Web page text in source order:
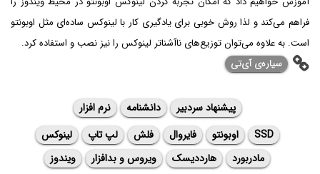
فراهم می‌کند و لذا روش خوبی برای یادگیری کار با لینوکس ساده‌ای مثل اوبونتو
است. به علاوه می‌توان توزیع‌های ناآشنا‌تر لینوکس را نیز نصب و استفاده کرد.
سیاره‌ی ‌آی‌تی
پیشنهاد سردبیر دانشنامه
نرم افزار
SSD
اوبونتو فایروال فلش لپ تاپ
لینوکس
مادربورد
هارددیسک ویروس و بدافزار ویندوز